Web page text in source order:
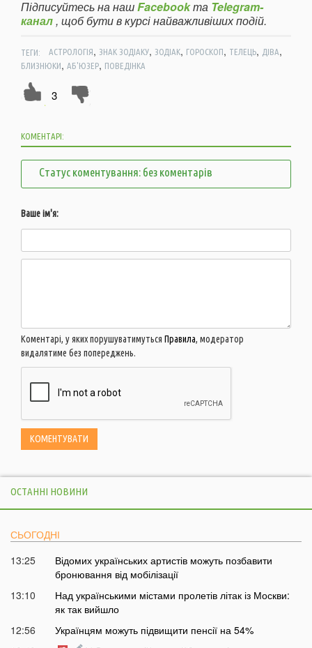
Підписуйтесь на нашFacebookта Telegram-
канал, щоб бути в курсі найважливіших подій.
ТЕГИ: АСТРОЛОГІЯ, ЗНАК ЗОДІАКУ, ЗОДІАК, ГОРОСКОП, ТЕЛЕЦЬ, ДІВА,
БЛИЗНЮКИ, АБ'ЮЗЕР, ПОВЕДІНКА
3
КОМЕНТАРІ:
Статус коментування: без коментарів
Ваше ім'я:
Коментарі, у яких порушуватимуться Правила, модератор
видалятиме без попереджень.
ОСТАННІ НОВИНИ
СЬОГОДНІ
13:25
Відомих українських артистів можуть позбавити
бронювання від мобілізації
13:10
Над українськими містами пролетів літак із Москви:
як так вийшло
12:56
Українцям можуть підвищити пенсії на 54%